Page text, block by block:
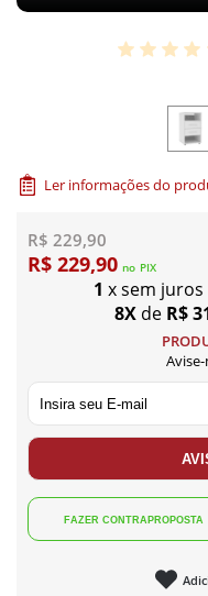
Ler informações do
R$ 229,90
R$ 229,90 no PIX
1 x sem juros
8Xde R$